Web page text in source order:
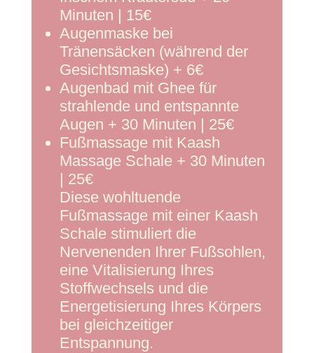
Minuten | 15€
Augenmaske bei
Tränensäcken (während der
Gesichtsmaske) + 6€
Augenbad mit Ghee für
strahlende und entspannte
Augen + 30 Minuten | 25€
Fußmassage mit Kaash
Massage Schale + 30 Minuten
| 25€
Diese wohltuende
Fußmassage mit einer Kaash
Schale stimuliert die
Nervenenden Ihrer Fußsohlen,
eine Vitalisierung Ihres
Stoffwechsels und die
Energetisierung Ihres Körpers
bei gleichzeitiger
Entspannung.